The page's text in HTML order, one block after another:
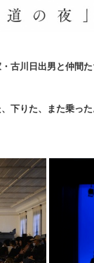
古川日出男と仲間
下りた、また乗っ